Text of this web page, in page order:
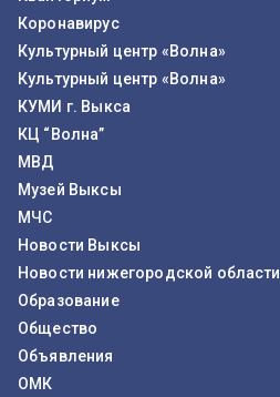
Коронавирус
Культурный центр «Волна»
Культурный центр «Волна»
КУМИ г. Выкса
КЦ “Волна”
МВД
Музей Выксы
МЧС
Новости Выксы
Новости нижегородской области
Образование
Общество
Объявления
ОМК